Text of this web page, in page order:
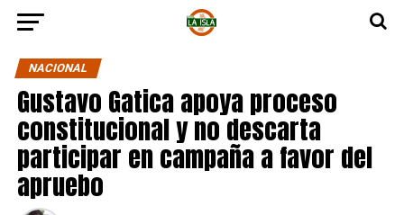
NACIONAL
Gustavo Gatica apoya proceso
constitucional y no descarta
participar en campaña a favor del
apruebo